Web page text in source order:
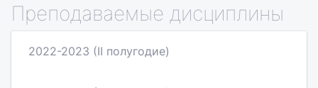
Преподаваемые дисциплины
2022-2023 (II полугодие)